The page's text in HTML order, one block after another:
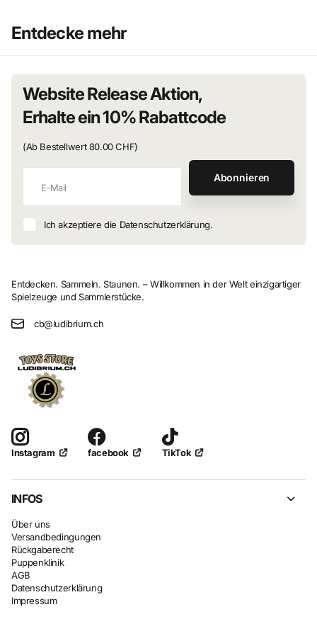
Entdecke mehr
Website Release Aktion,
Erhalte ein 10% Rabattcode
(Ab Bestellwert 80.00 CHF)
Abonnieren
Ich akzeptiere die Datenschutzerklärung.
Entdecken. Sammeln. Staunen. – Willkommen in der Welt einzigartiger
Spielzeuge und Sammlerstücke.
cb@ludibrium.ch
Instagram facebook TikTok
INFOS
Über uns
Versandbedingungen
Rückgaberecht
Puppenklinik
AGB
Datenschutzerklärung
Impressum